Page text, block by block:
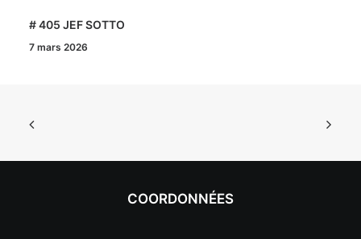
# 405 JEF SOTTO
7 mars 2026
COORDONNÉES